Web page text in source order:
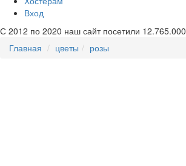
Вход
С 2012 по 2020 наш сайт посетили 12.765.000
Главная
цветы розы